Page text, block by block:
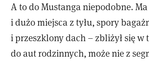
A to do Mustanga niepodobne.
i dużo miejsca z tyłu, spory
i przeszklony dach – zbliżył się w
do aut rodzinnych, może nie z